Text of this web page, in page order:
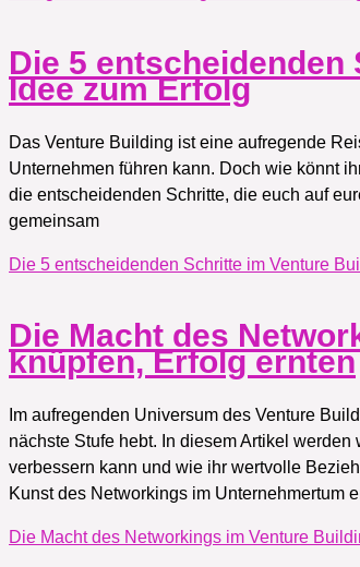
Die 5
Idee zum Erfolg
Das Venture Building ist eine aufregende
Unternehmen führen kann. Doch wie könnt
die entscheidenden Schritte, die euch auf
gemeinsam
Die 5 entscheidenden Schritte im Venture
Die Macht des
knüpfen, Erfolg ernten
Im aufregenden Universum des Venture
nächste Stufe hebt. In diesem Artikel
verbessern kann und wie ihr wertvolle
Kunst des Networkings im Unternehmertum
Die Macht des Networkings im Venture